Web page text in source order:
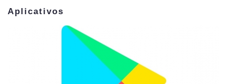
Aplicativos